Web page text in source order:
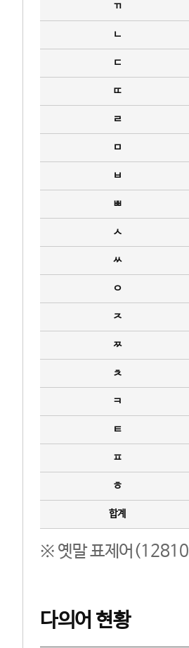
ㄲ
ㄴ
ㄷ
ㄸ
ㄹ
ㅁ
ㅂ
ㅃ
ㅅ
ㅆ
ㅇ
ㅈ
ㅉ
ㅊ
ㅋ
ㅌ
ㅍ
ㅎ
합계
※ 옛말 표제어(12810
다의어 현황